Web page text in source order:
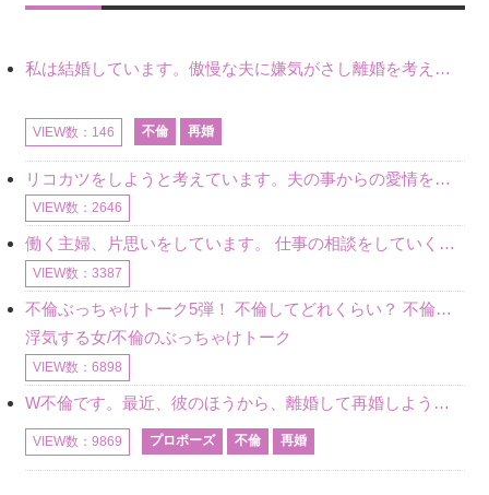
私は結婚しています。傲慢な夫に嫌気がさし離婚を考えていたときに、彼と出会いました。彼には恋人がいましたが、話をするうちに、夫とのことを相談するようにな
VIEW数：146 不倫 再婚
リコカツをしようと考えています。夫の事からの愛情を全く感じません。子供がいるので、子供が成長するまではと我慢しています。 まず、お金が必要だと考え、仕事の量も増やしました。ところが、夫は働かず、結局は
VIEW数：2646
働く主婦、片思いをしています。 仕事の相談をしていくうちに、彼のことを好きになりました。私には夫も子供もいます。不倫をしているわけでもなく、もちろん、この気持ちは誰にも話していません。 ラインをする関
VIEW数：3387
不倫ぶっちゃけトーク5弾！ 不倫してどれくらい？ 不倫のあれこれを、なんでもどうぞ♪♪
浮気する女/不倫のぶっちゃけトーク
VIEW数：6898
W不倫です。最近、彼のほうから、離婚して再婚しよう、と言ってきました。ハッキリいうと、そこまでは考えていませんでした。彼を好きな気持ちはあるし、彼なしの生活は考えられません。だけど、離婚して再婚すると
VIEW数：9869 プロポーズ 不倫 再婚